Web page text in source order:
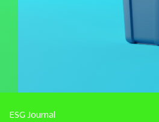
ESG Journal